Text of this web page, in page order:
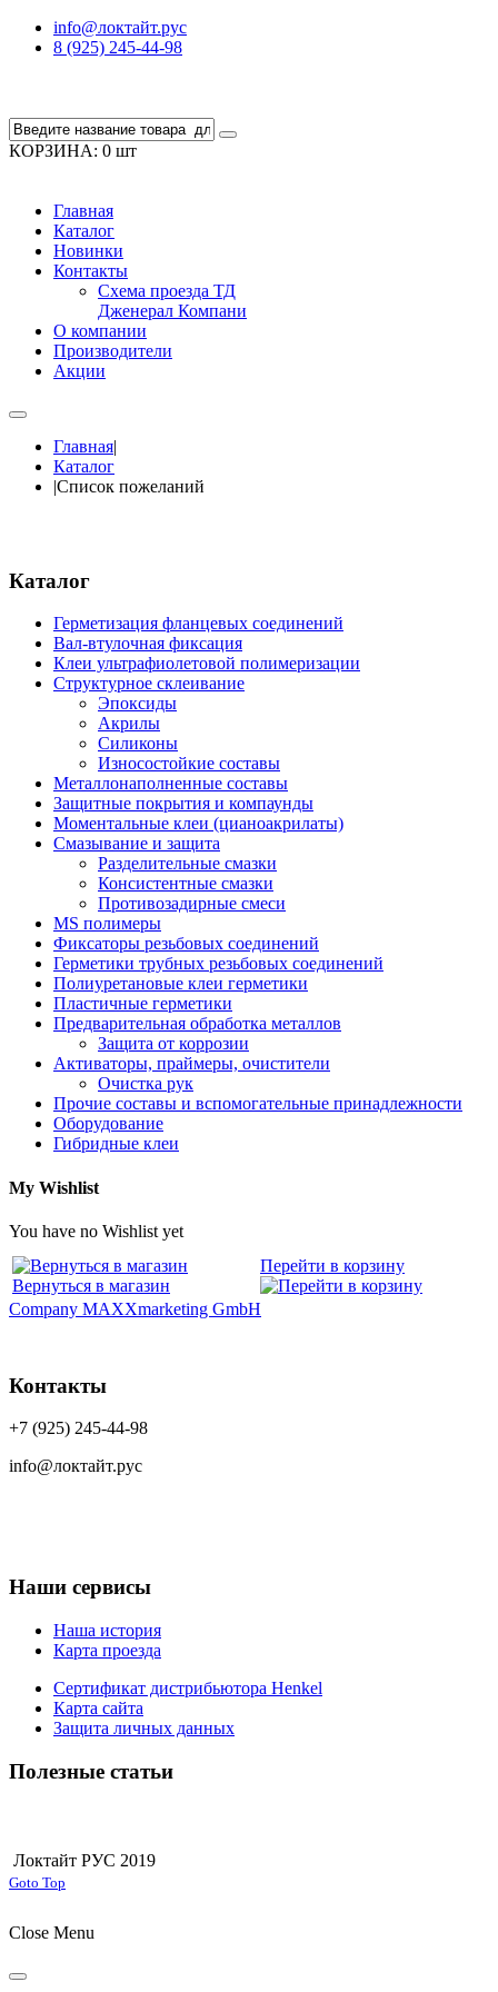
info@локтайт.рус
8 (925) 245-44-98
КОРЗИНА: 0 шт
Главная
Каталог
Новинки
Контакты
Схема проезда ТД
Дженерал Компани
О компании
Производители
Акции
Главная|
Каталог
|Список пожеланий
Каталог
Герметизация фланцевых соединений
Вал-втулочная фиксация
Клеи ультрафиолетовой полимеризации
Структурное склеивание
Эпоксиды
Акрилы
Силиконы
Износостойкие составы
Металлонаполненные составы
Защитные покрытия и компаунды
Моментальные клеи (цианоакрилаты)
Смазывание и защита
Разделительные смазки
Консистентные смазки
Противозадирные смеси
MS полимеры
Фиксаторы резьбовых соединений
Герметики трубных резьбовых соединений
Полиуретановые клеи герметики
Пластичные герметики
Предварительная обработка металлов
Защита от коррозии
Активаторы, праймеры, очистители
Очистка рук
Прочие составы и вспомогательные принадлежности
Оборудование
Гибридные клеи
My Wishlist
You have no Wishlist yet
Вернуться в магазин
Перейти в корзину
Company MAXXmarketing GmbH
Контакты
+7 (925) 245-44-98
info@локтайт.рус
Наши сервисы
Наша история
Карта проезда
Сертификат дистрибьютора Henkel
Карта сайта
Защита личных данных
Полезные статьи
Локтайт РУС 2019
Joomla! 3 Templates
Goto Top
Close Menu